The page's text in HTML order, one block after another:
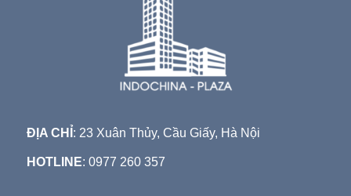
ĐỊA CHỈ : 23 Xuân Thủy, Cầu Giấy, Hà Nội
HOTLINE: 0977 260 357